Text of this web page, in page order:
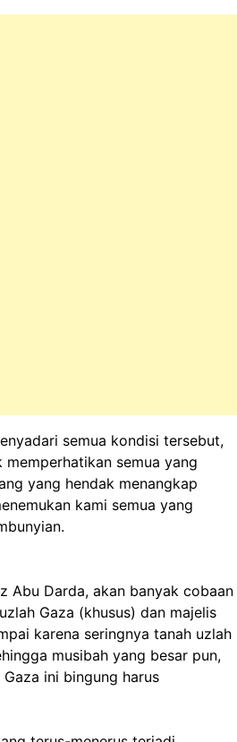
semua kondisi tersebut,
memperhatikan semua yang
yang hendak menangkap
kami semua yang
Abu Darda, akan banyak cobaan
Gaza (khusus) dan majelis
karena seringnya tanah uzlah
musibah yang besar pun,
ini bingung harus